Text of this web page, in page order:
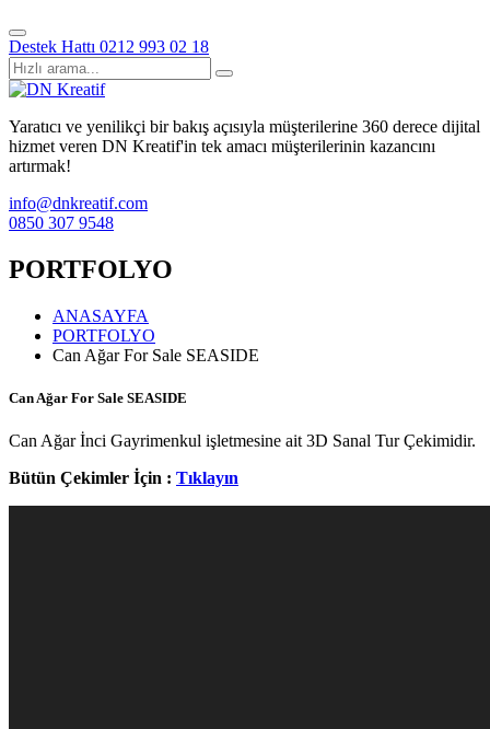
Destek Hattı 0212 993 02 18
Yaratıcı ve yenilikçi bir bakış açısıyla müşterilerine 360 derece dijital
hizmet veren DN Kreatif'in tek amacı müşterilerinin kazancını
artırmak!
info@dnkreatif.com
0850 307 9548
PORTFOLYO
ANASAYFA
PORTFOLYO
Can Ağar For Sale SEASIDE
Can Ağar For Sale SEASIDE
Can Ağar İnci Gayrimenkul işletmesine ait 3D Sanal Tur Çekimidir.
Bütün Çekimler İçin : Tıklayın